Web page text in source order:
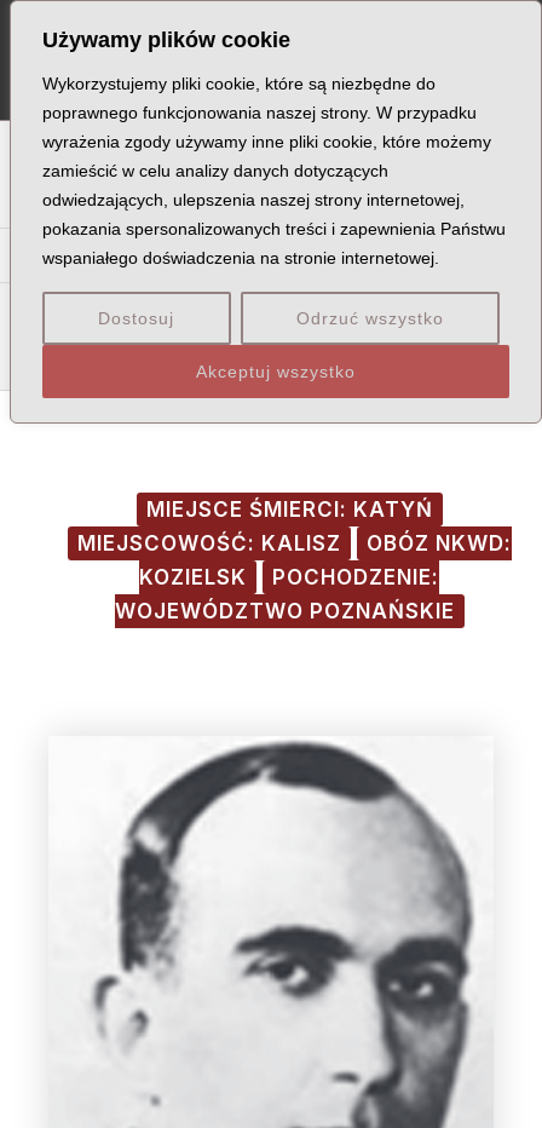
Używamy plików cookie
Wykorzystujemy pliki cookie, które są niezbędne do
poprawnego funkcjonowania naszej strony. W przypadku
wyrażenia zgody używamy inne pliki cookie, które możemy
zamieścić w celu analizy danych dotyczących
odwiedzających, ulepszenia naszej strony internetowej,
pokazania spersonalizowanych treści i zapewnienia Państwu
wspaniałego doświadczenia na stronie internetowej.
Dostosuj Odrzuć wszystko
Akceptuj wszystko
content
B C D E F G H I J K L Ł M
O P Q R S T U V W X Z
Ba Be Bi Bł Bo Br Bu By Bz
Bac Bal Bał
Bat
MIEJSCE ŚMIERCI: KATYŃ
MIEJSCOWOŚĆ: KALISZ
OBÓZ NKWD:
KOZIELSK
POCHODZENIE:
WOJEWÓDZTWO POZNAŃSKIE
navigation